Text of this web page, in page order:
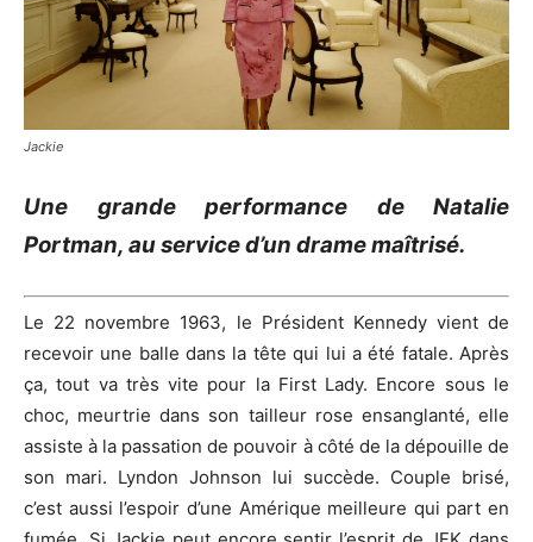
Jackie
Une grande performance de Natalie
Portman, au service d’un drame maîtrisé.
Le 22 novembre 1963, le Président Kennedy vient de
recevoir une balle dans la tête qui lui a été fatale. Après
ça, tout va très vite pour la First Lady. Encore sous le
choc, meurtrie dans son tailleur rose ensanglanté, elle
assiste à la passation de pouvoir à côté de la dépouille de
son mari. Lyndon Johnson lui succède. Couple brisé,
c’est aussi l’espoir d’une Amérique meilleure qui part en